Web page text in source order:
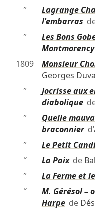
″
Lagrange
l'embarras
″
Les Bons
Montmorency
1809
Monsieur
Georges
″
Jocrisse aux
diabolique
″
Quelle
braconnierd’
″
Le Petit
″
La Paixde
″
La Ferme et
″
M. Gérésol –
Harpede